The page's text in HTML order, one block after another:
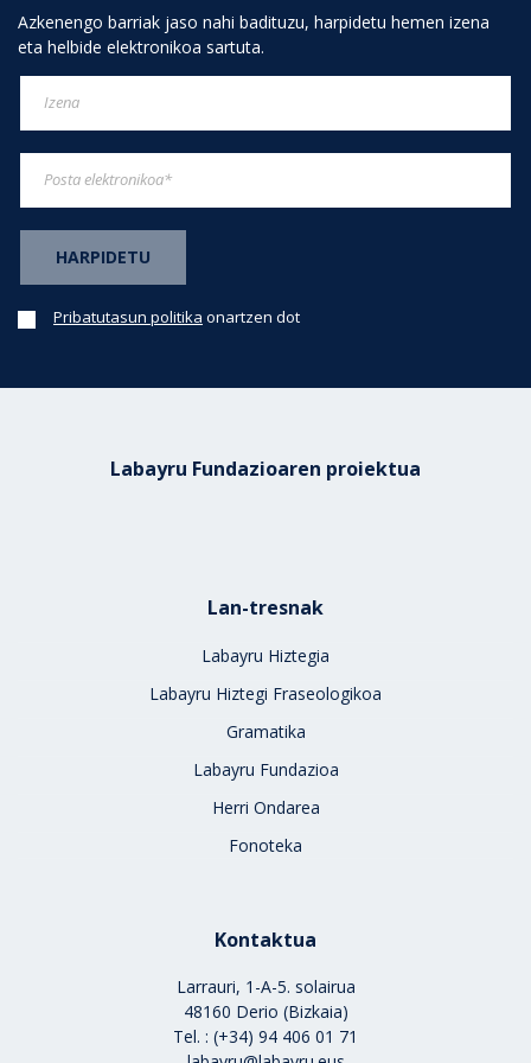
Azkenengo barriak jaso nahi badituzu, harpidetu hemen izena
eta helbide elektronikoa sartuta.
Pribatutasun politika onartzen dot
Labayru Fundazioaren proiektua
Lan-tresnak
Labayru Hiztegia
Labayru Hiztegi Fraseologikoa
Gramatika
Labayru Fundazioa
Herri Ondarea
Fonoteka
Kontaktua
Larrauri, 1-A-5. solairua
48160 Derio (Bizkaia)
Tel. : (+34) 94 406 01 71